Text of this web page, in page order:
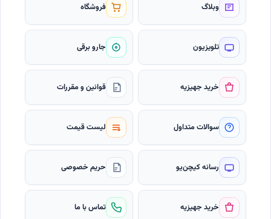
وبلاگ فروشگاه
تلویزیون جارو برقی
خرید جهیزیه قوانین و مقررات
سوالات متداول لیست قیمت
رسانه کیچن‌یو حریم خصوصی
خرید جهیزیه تماس با ما